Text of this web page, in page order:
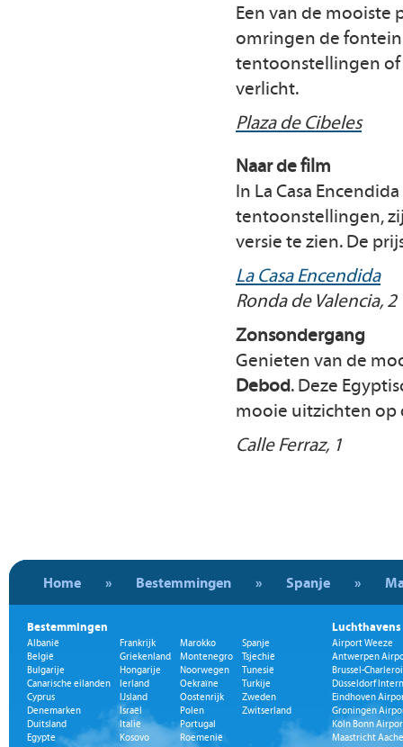
Een van de mooiste
omringen de fontein
tentoonstellingen of
verlicht.
Plaza de Cibeles
Naar de film
In La Casa
tentoonstellingen,
versie te zien. De
La Casa Encendida
Ronda de Valencia, 2
Zonsondergang
Genieten van de
Debod. Deze
mooie uitzichten op
Calle Ferraz, 1
Home » Bestemmingen » Spanje »
Bestemmingen
Albanië
België
Bulgarije
Canarische eilanden
Cyprus
Denemarken
Duitsland
Egypte
Frankrijk
Griekenland
Hongarije
Ierland
IJsland
Israël
Italië
Kosovo
Marokko
Montenegro
Noorwegen
Oekraïne
Oostenrijk
Polen
Portugal
Roemenië
Spanje
Tsjechië
Tunesië
Turkije
Zweden
Zwitserland
Luchthavens
Airport Weeze
Antwerpen
Brussel-
Düsseldorf
Eindhoven
Groningen
Köln Bonn
Maastricht